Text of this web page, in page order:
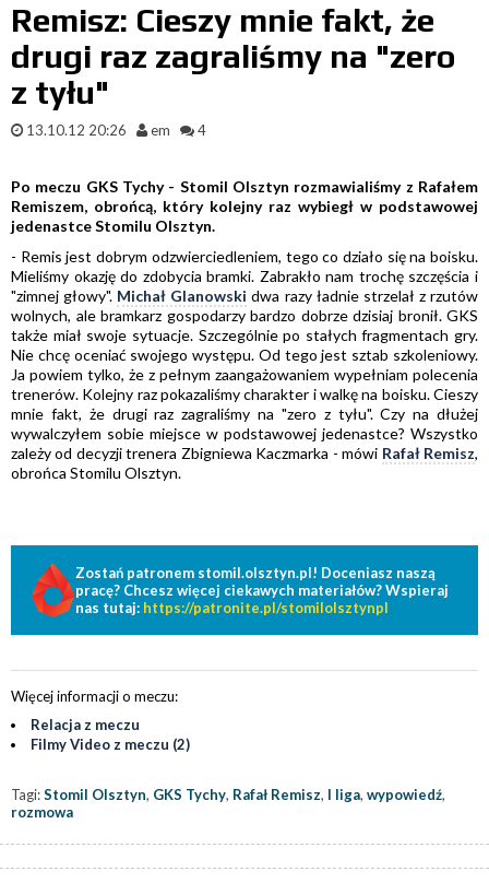
Remisz: Cieszy mnie fakt, że
drugi raz zagraliśmy na "zero
z tyłu"
13.10.12 20:26 em 4
Po meczu GKS Tychy - Stomil Olsztyn rozmawialiśmy z Rafałem
Remiszem, obrońcą, który kolejny raz wybiegł w podstawowej
jedenastce Stomilu Olsztyn.
- Remis jest dobrym odzwierciedleniem, tego co działo się na boisku.
Mieliśmy okazję do zdobycia bramki. Zabrakło nam trochę szczęścia i
"zimnej głowy". Michał Glanowski dwa razy ładnie strzelał z rzutów
wolnych, ale bramkarz gospodarzy bardzo dobrze dzisiaj bronił. GKS
także miał swoje sytuacje. Szczególnie po stałych fragmentach gry.
Nie chcę oceniać swojego występu. Od tego jest sztab szkoleniowy.
Ja powiem tylko, że z pełnym zaangażowaniem wypełniam polecenia
trenerów. Kolejny raz pokazaliśmy charakter i walkę na boisku. Cieszy
mnie fakt, że drugi raz zagraliśmy na "zero z tyłu". Czy na dłużej
wywalczyłem sobie miejsce w podstawowej jedenastce? Wszystko
zależy od decyzji trenera Zbigniewa Kaczmarka - mówi Rafał Remisz,
obrońca Stomilu Olsztyn.
Zostań patronem stomil.olsztyn.pl! Doceniasz naszą
pracę? Chcesz więcej ciekawych materiałów? Wspieraj
nas tutaj: https://patronite.pl/stomilolsztynpl
Więcej informacji o meczu:
Relacja z meczu
Filmy Video z meczu (2)
Tagi:Stomil Olsztyn, GKS Tychy, Rafał Remisz, I liga, wypowiedź,
rozmowa